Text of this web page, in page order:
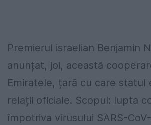
Premierul israelian Benjamin
anunțat, joi, această
Emiratele, țară cu care statul
relații oficiale. Scopul: lupta
împotriva virusului SARS-